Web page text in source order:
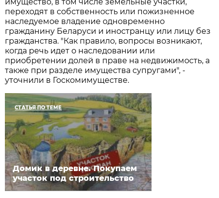
переходят в собственность или пожизненное
наследуемое владение одновременно
гражданину Беларуси и иностранцу или лицу без
гражданства. "Как правило, вопросы возникают,
когда речь идет о наследовании или
приобретении долей в праве на недвижимость, а
также при разделе имущества супругами", -
уточнили в Госкомимуществе.
СТАТЬЯ ПО ТЕМЕ
Домик в деревне. Покупаем
участок под строительство